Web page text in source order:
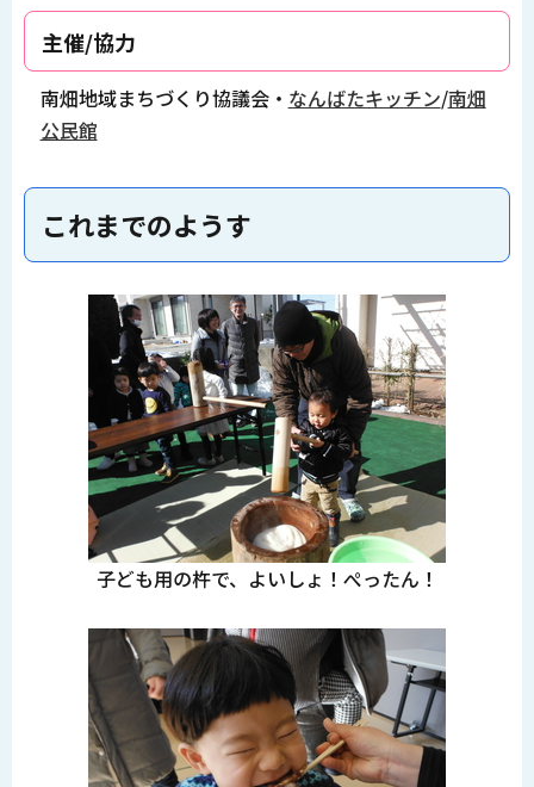
主催/協力
南畑地域まちづくり協議会・ なんばたキッチン/南畑
公民館
これまでのようす
子ども用の杵で、よいしょ！ぺったん！